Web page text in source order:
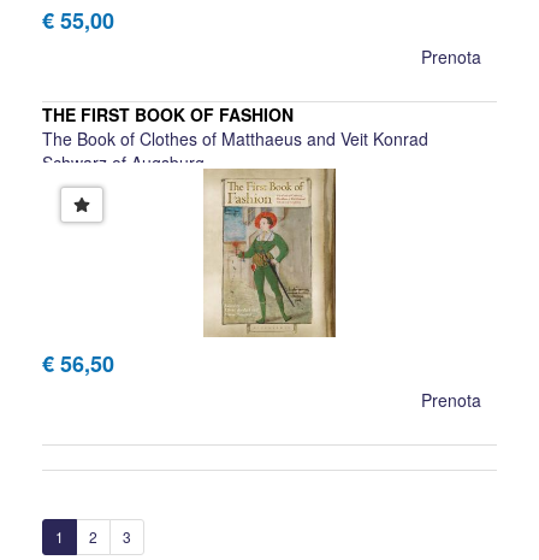
€ 55,00
Prenota
THE FIRST BOOK OF FASHION
The Book of Clothes of Matthaeus and Veit Konrad
Schwarz of Augsburg
Ulinka Rublack, Maria Hayward
€ 56,50
Prenota
1 2 3